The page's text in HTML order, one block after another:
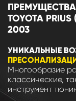
TOYOTA
2003
УНИКАЛЬНЫЕ
Многообразие
классические,
инструмент